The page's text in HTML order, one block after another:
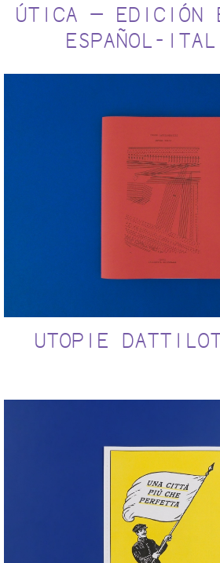
ÚTICA — EDICIÓN
ESPAÑOL-
UTOPIE